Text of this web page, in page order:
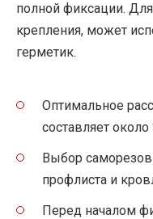
полной фиксации.
крепления, может
герметик.
Оптимальное
составляет
Выбор саморезов
профлиста и
Перед началом